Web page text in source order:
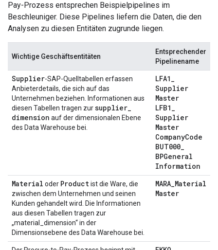
Pay-Prozess entsprechen Beispielpipelines im
Beschleuniger. Diese Pipelines liefern die Daten, die den
Analysen zu diesen Entitäten zugrunde liegen.
Wichtige Geschäftsentitäten
Entsprechender
Pipelinename
Supplier-SAP-Quelltabellen erfassen
Anbieterdetails, die sich auf das
Unternehmen beziehen. Informationen aus
diesen Tabellen tragen zursupplier_
dimension auf der dimensionalen Ebene
des Data Warehouse bei.
LFA1_
Supplier
Master
LFB1_
Supplier
Master
CompanyCode
BUT000_
BPGeneral
Information
Material oder Productist die Ware, die
zwischen dem Unternehmen und seinen
Kunden gehandelt wird. Die Informationen
aus diesen Tabellen tragen zur
„material_dimension“ in der
Dimensionsebene des Data Warehouse bei.
MARA_Material
Master